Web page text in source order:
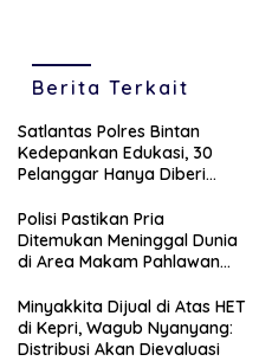
Berita Terkait
Satlantas Polres Bintan
Kedepankan Edukasi, 30
Pelanggar Hanya Diberi
Polisi Pastikan Pria
Ditemukan Meninggal Dunia
di Area Makam Pahlawan
Penyakit yang Diderita
Minyakkita Dijual di Atas HET
di Kepri, Wagub Nyanyang:
Distribusi Akan Dievaluasi